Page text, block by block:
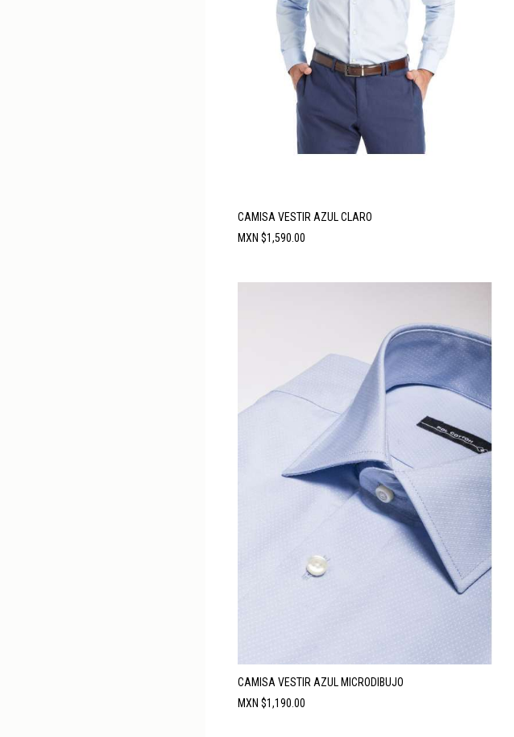
CAMISA VESTIR AZUL CLARO
Precio
MXN $1,590.00
CAMISA VESTIR AZUL MICRODIBUJO
Precio
MXN $1,190.00